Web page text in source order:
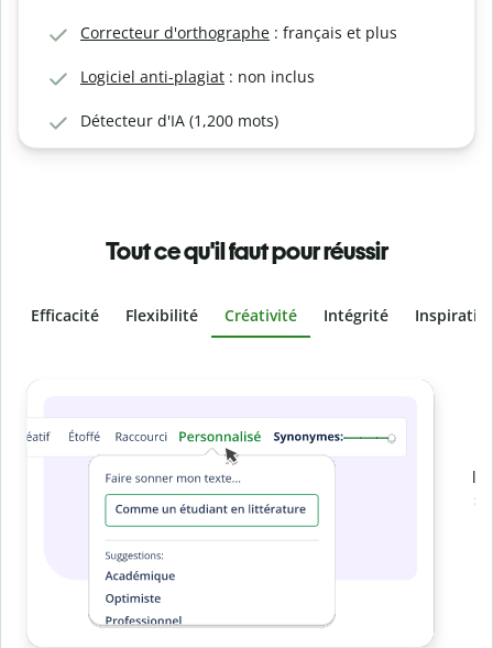
Correcteur d'orthographe : français et plus
Logiciel anti-plagiat : non inclus
Détecteur d'IA (1,200 mots)
Tout ce qu'il faut pour réussir
Efficacité Flexibilité Créativité Intégrité
Slide 4 of 6